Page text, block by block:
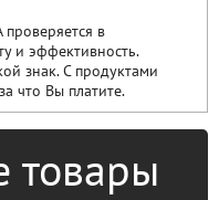
в
и эффективность.
знак. С продуктами
что Вы платите.
товары